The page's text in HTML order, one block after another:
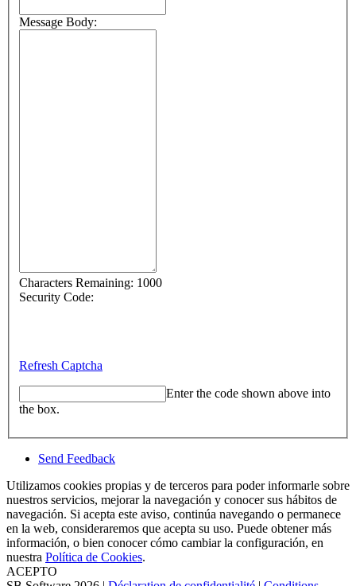
Message Body:
Characters Remaining: 1000
Security Code:
Refresh Captcha
Enter the code shown above into
the box.
Send Feedback
Utilizamos cookies propias y de terceros para poder informarle sobre
nuestros servicios, mejorar la navegación y conocer sus hábitos de
navegación. Si acepta este aviso, continúa navegando o permanece
en la web, consideraremos que acepta su uso. Puede obtener más
información, o bien conocer cómo cambiar la configuración, en
nuestra Política de Cookies.
ACEPTO